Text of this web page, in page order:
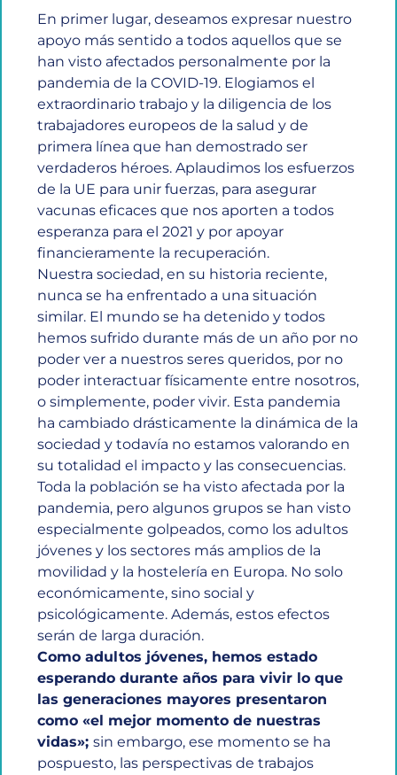
En primer lugar, deseamos expresar nuestro
apoyo más sentido a todos aquellos que se
han visto afectados personalmente por la
pandemia de la COVID-19. Elogiamos el
extraordinario trabajo y la diligencia de los
trabajadores europeos de la salud y de
primera línea que han demostrado ser
verdaderos héroes. Aplaudimos los esfuerzos
de la UE para unir fuerzas, para asegurar
vacunas eficaces que nos aporten a todos
esperanza para el 2021 y por apoyar
financieramente la recuperación.
Nuestra sociedad, en su historia reciente,
nunca se ha enfrentado a una situación
similar. El mundo se ha detenido y todos
hemos sufrido durante más de un año por no
poder ver a nuestros seres queridos, por no
poder interactuar físicamente entre nosotros,
o simplemente, poder vivir. Esta pandemia
ha cambiado drásticamente la dinámica de la
sociedad y todavía no estamos valorando en
su totalidad el impacto y las consecuencias.
Toda la población se ha visto afectada por la
pandemia, pero algunos grupos se han visto
especialmente golpeados, como los adultos
jóvenes y los sectores más amplios de la
movilidad y la hostelería en Europa. No solo
económicamente, sino social y
psicológicamente. Además, estos efectos
serán de larga duración.
Como adultos jóvenes, hemos estado
esperando durante años para vivir lo que
las generaciones mayores presentaron
como «el mejor momento de nuestras
vidas»; sin embargo, ese momento se ha
pospuesto, las perspectivas de trabajos